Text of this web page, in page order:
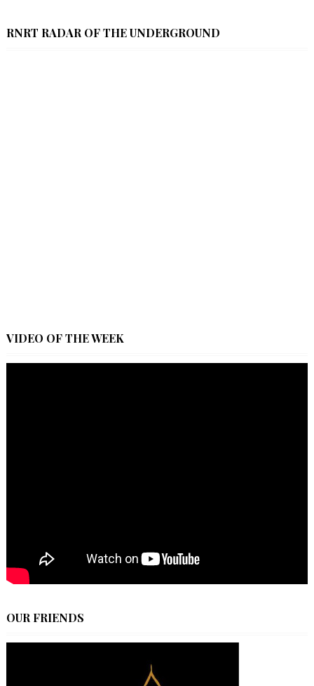
RNRT RADAR OF THE UNDERGROUND
VIDEO OF THE WEEK
OUR FRIENDS